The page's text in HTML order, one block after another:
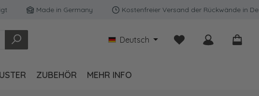
Made in Germany Kostenfreier Versand der Rückwände in
Deutsch Du hast 0 Produkte
ZUBEHÖR MEHR INFO